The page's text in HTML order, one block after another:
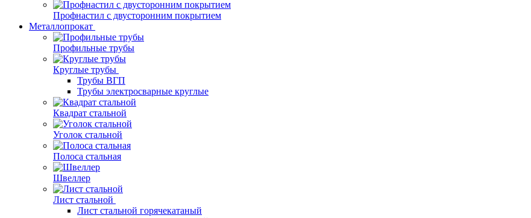
Профнастил с двусторонним покрытием
Металлопрокат
Профильные трубы
Круглые трубы
Трубы ВГП
Трубы электросварные круглые
Квадрат стальной
Уголок стальной
Полоса стальная
Швеллер
Лист стальной
Лист стальной горячекатаный